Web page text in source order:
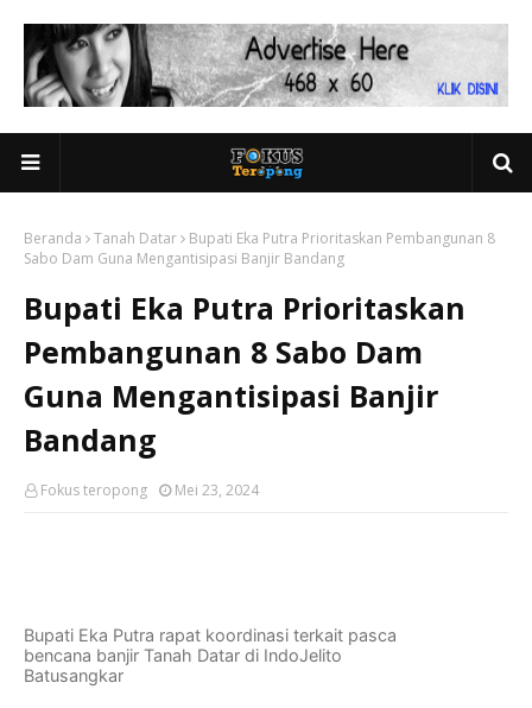
Beranda Tanah Datar
Bupati Eka Putra Prioritaskan Pembangunan 8
Sabo Dam Guna Mengantisipasi Banjir Bandang
Bupati Eka Putra Prioritaskan
Pembangunan 8 Sabo Dam
Guna Mengantisipasi Banjir
Bandang
Fokus teropong Mei 23, 2024
Bupati Eka Putra rapat koordinasi terkait pasca
bencana banjir Tanah Datar di IndoJelito
Batusangkar